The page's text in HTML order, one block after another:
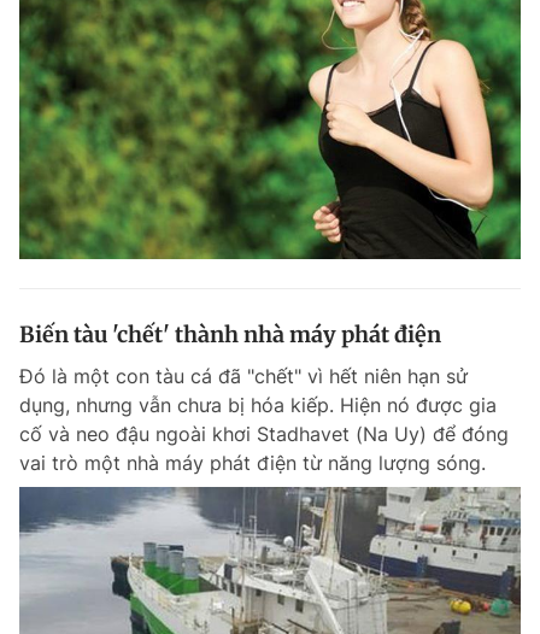
Biến tàu 'chết' thành nhà máy phát điện
Đó là một con tàu cá đã "chết" vì hết niên hạn sử
dụng, nhưng vẫn chưa bị hóa kiếp. Hiện nó được gia
cố và neo đậu ngoài khơi Stadhavet (Na Uy) để đóng
vai trò một nhà máy phát điện từ năng lượng sóng.